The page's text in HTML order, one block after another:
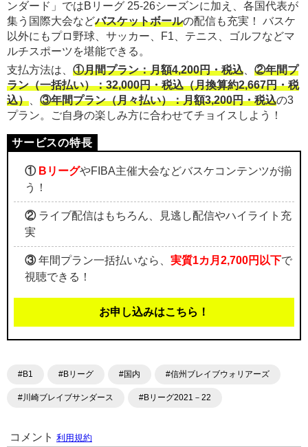
ンダード」ではBリーグ 25-26シーズンに加え、各国代表が
集う国際大会などバスケットボールの配信も充実！ バスケ
以外にもプロ野球、サッカー、F1、テニス、ゴルフなどマ
ルチスポーツを堪能できる。
支払方法は、 ①月間プラン：月額4,200円・税込、 ②年間プ
ラン（一括払い）：32,000円・税込（月換算約2,667円・税
込）、 ③年間プラン（月々払い）：月額3,200円・税込の3
プラン。ご自身の楽しみ方に合わせてチョイスしよう！
① BリーグやFIBA主催大会などバスケコンテンツが揃
う！
②ライブ配信はもちろん、見逃し配信やハイライト充
実
③年間プラン一括払いなら、 実質1カ月2,700円以下で
視聴できる！
お申し込みはこちら！
#B1 #Bリーグ #国内 #信州ブレイブウォリアーズ
#川崎ブレイブサンダース #Bリーグ2021－22